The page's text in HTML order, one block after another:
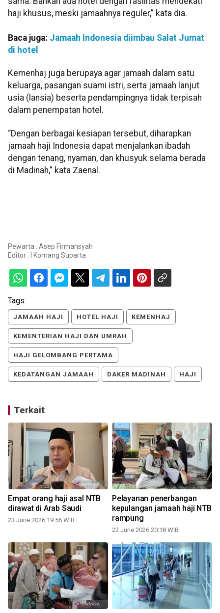
haji khusus, meski jamaahnya reguler,” kata dia.
Baca juga: Jamaah Indonesia diimbau Salat Jumat
di hotel
Kemenhaj juga berupaya agar jamaah dalam satu
keluarga, pasangan suami istri, serta jamaah lanjut
usia (lansia) beserta pendampingnya tidak terpisah
dalam penempatan hotel.
“Dengan berbagai kesiapan tersebut, diharapkan
jamaah haji Indonesia dapat menjalankan ibadah
dengan tenang, nyaman, dan khusyuk selama berada
di Madinah,” kata Zaenal.
Pewarta : Asep Firmansyah
Editor :
I Komang Suparta
Tags:
JAMAAH HAJI HOTEL HAJI KEMENHAJ
KEMENTERIAN HAJI DAN UMRAH
HAJI GELOMBANG PERTAMA
KEDATANGAN JAMAAH DAKER MADINAH HAJI
Terkait
Empat orang haji asal NTB
dirawat di Arab Saudi
23 June 2026 19:56 WIB
Pelayanan penerbangan
kepulangan jamaah haji NTB
rampung
22 June 2026 20:18 WIB